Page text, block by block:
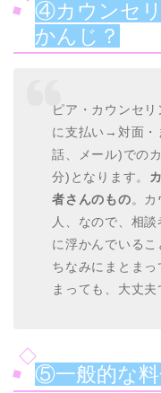
④カウンセ
かんじ？
ピア・カウンセ
に支払い→対面・
話、メール)での
分)となります。
者さんのもの。カ
人、なので、相
に浮かんでいるこ
ちなみにまとま
まっても、大丈夫
⑤一般的な料